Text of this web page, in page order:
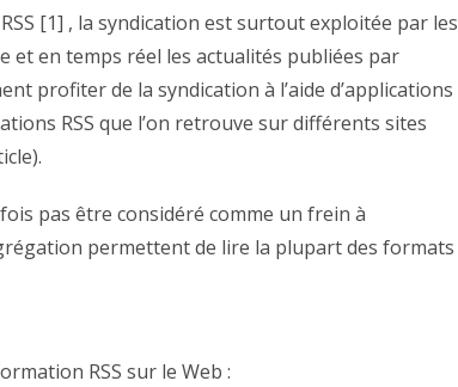
[1] , la syndication est surtout exploitée par les
en temps réel les actualités publiées par
profiter de la syndication à l’aide d’applications
RSS que l’on retrouve sur différents sites
pas être considéré comme un frein à
permettent de lire la plupart des formats
RSS sur le Web :